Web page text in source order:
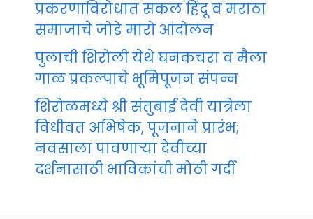
प्रकरणाविरोधात सकल हिंदू व मराठा
समाजाचे जोडे मारो आंदोलन
पुलाची शिरोली येथे घनकचरा व मैला
गाळ प्रकल्पाचे भूमिपूजन संपन्न
शिरोळमध्ये श्री संतुबाई देवी यात्रेला
विधीवत अभिषेक, पूजनाने प्रारंभ;
नवसाला पावणाऱ्या देवीच्या
दर्शनासाठी भाविकांची मोठी गर्दी